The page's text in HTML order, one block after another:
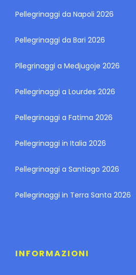
Pellegrinaggi da Napoli 2026
Pellegrinaggi da Bari 2026
Pllegrinaggi a Medjugoje 2026
Pellegrinaggi a Lourdes 2026
Pellegrinaggi a Fatima 2026
Pellegrinaggi in Italia 2026
Pellegrinaggi a Santiago 2026
Pellegrinaggi in Terra Santa 2026
INFORMAZIONI